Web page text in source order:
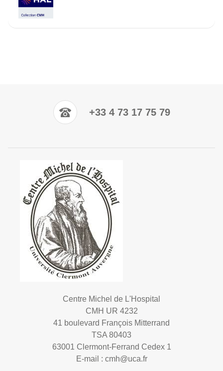
+33 4 73 17 75 79
Centre Michel de L'Hospital
CMH UR 4232
41 boulevard François Mitterrand
TSA 80403
63001 Clermont-Ferrand Cedex 1
E-mail : cmh@uca.fr